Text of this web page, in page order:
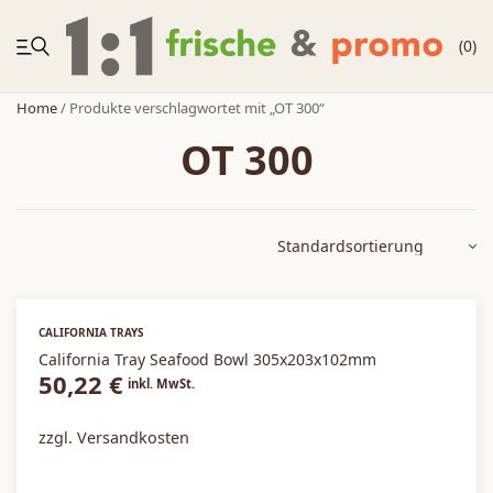
(0)
Home/ Produkte verschlagwortet mit „OT 300“
OT 300
CALIFORNIA TRAYS
California Tray Seafood Bowl 305x203x102mm
50,22 € inkl. MwSt.
zzgl. Versandkosten
Zweitplatzierung
Möbelregale